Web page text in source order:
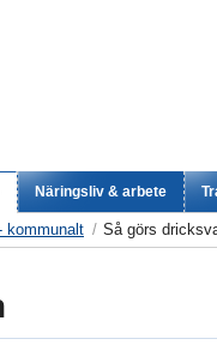
Näringsliv & arbete
kommunalt Så görs